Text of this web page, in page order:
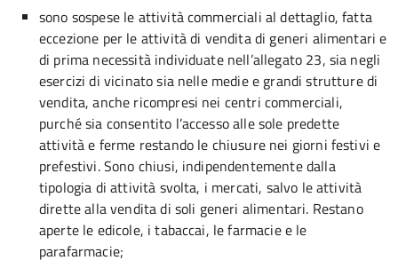
sono sospese le attività commerciali al dettaglio, fatta
eccezione per le attività di vendita di generi alimentari e
di prima necessità individuate nell’allegato 23, sia negli
esercizi di vicinato sia nelle medie e grandi strutture di
vendita, anche ricompresi nei centri commerciali,
purché sia consentito l’accesso alle sole predette
attività e ferme restando le chiusure nei giorni festivi e
prefestivi. Sono chiusi, indipendentemente dalla
tipologia di attività svolta, i mercati, salvo le attività
dirette alla vendita di soli generi alimentari. Restano
aperte le edicole, i tabaccai, le farmacie e le
parafarmacie;